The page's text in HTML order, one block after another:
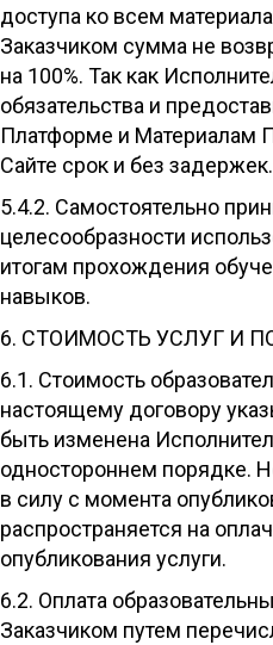
доступа ко всем
Заказчиком сумма не
на 100%. Так как
обязательства и
Платформе и Материалам
Сайте срок и без задержек.
5.4.2. Самостоятельно
целесообразности
итогам прохождения
навыков.
6. СТОИМОСТЬ УСЛУГ И
6.1. Стоимость
настоящему договору
быть изменена
одностороннем порядке.
в силу с момента
распространяется на
опубликования услуги.
6.2. Оплата
Заказчиком путем